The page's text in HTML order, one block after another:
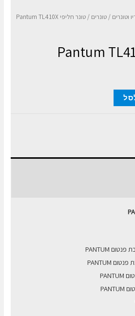
וטונרים /טונרים / טונר חליפי Pantum TL410X